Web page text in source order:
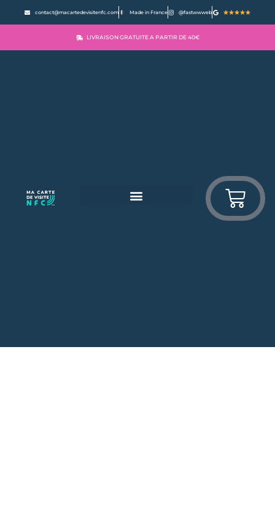
contact@macartedevisitenfc.com Made in France @fastwwweb
LIVRAISON GRATUITE A PARTIR DE 40€